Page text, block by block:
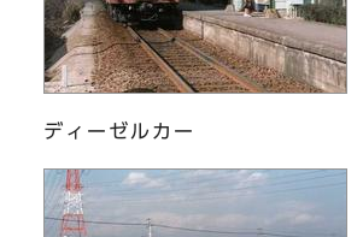
ディーゼルカー